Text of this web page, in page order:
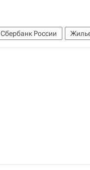
Сбербанк России